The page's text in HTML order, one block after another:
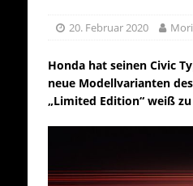
20. Februar 2020
Honda hat seinen Civic
neue Modellvarianten
„Limited Edition“ weiß